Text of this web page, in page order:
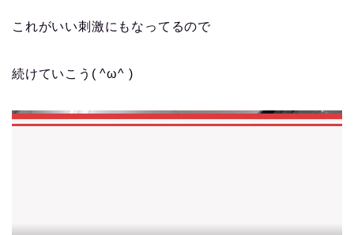
これがいい刺激にもなってるので
続けていこう( ^ω^ )